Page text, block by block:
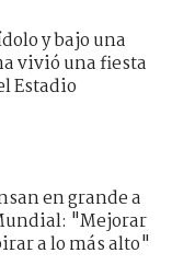
y bajo una
vivió una fiesta
Estadio
en grande a
"Mejorar
a lo más alto"